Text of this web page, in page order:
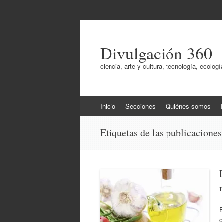
Divulgación 360
ciencia, arte y cultura, tecnología,
al
Inicio Secciones Quiénes somos
Etiquetas de las